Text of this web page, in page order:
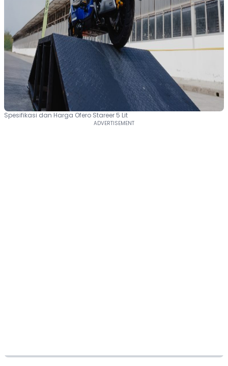
Spesifikasi dan Harga Ofero Stareer 5 Lit